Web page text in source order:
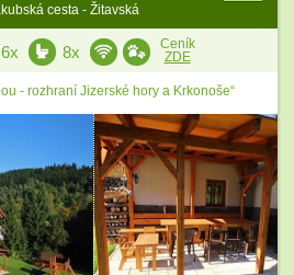
cesta - Žitavská
6x 8x
Ceník
ZDE
- rozhraní Jizerské hory a Krkonoše“